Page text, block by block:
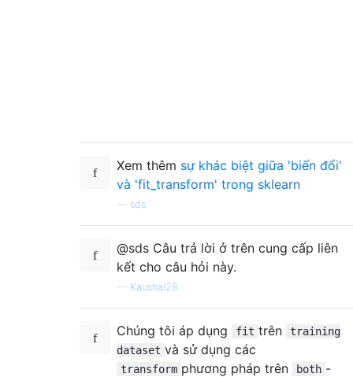
Xem thêm sự khác biệt giữa 'biến đổi'
và 'fit_transform' trong sklearn
sds
@sds Câu trả lời ở trên cung cấp liên
kết cho câu hỏi này.
— Kaushal28
Chúng tôi áp dụng fit trên
training
dataset và sử dụng các
transform phương pháp trên both -